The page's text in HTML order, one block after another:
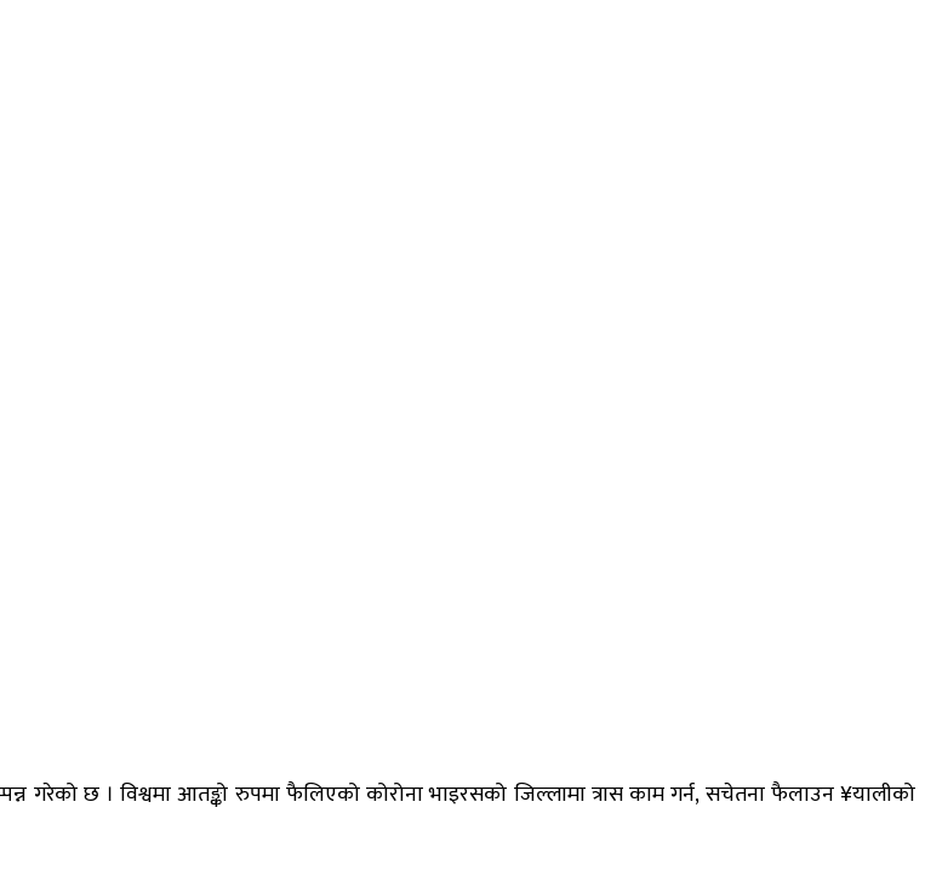
छ । विश्वमा आतङ्को रुपमा फैलिएको कोरोना भाइरसको जिल्लामा त्रास काम गर्न, सचेतना फैलाउन ¥यालीको